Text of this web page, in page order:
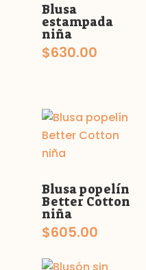
Blusa
estampada
niña
$630.00
Blusa popelín
Better Cotton
niña
$605.00